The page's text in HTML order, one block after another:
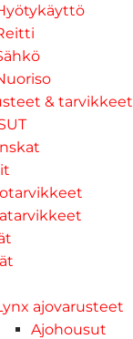
& tarvikkeet
ajovarusteet
Ajohousut